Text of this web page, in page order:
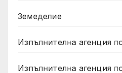
Земеделие
Изпълнителна агенция
Изпълнителна агенция